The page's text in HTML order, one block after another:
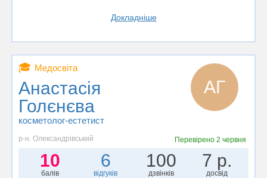
Докладніше
🎓 Медосвіта
Анастасія
Голєнєва
косметолог-естетист
АГ
р-н. Олександрівський Перевірено 2 червня
10
балів
6
відгуків
100
дзвінків
7 р.
досвід